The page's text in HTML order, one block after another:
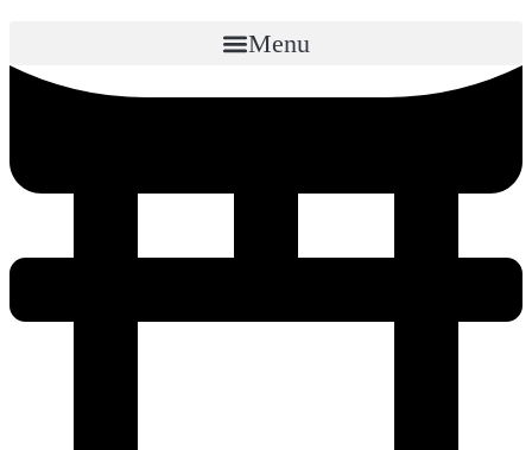
Menu
Реклама компании в Китае
видеореклама в Китае